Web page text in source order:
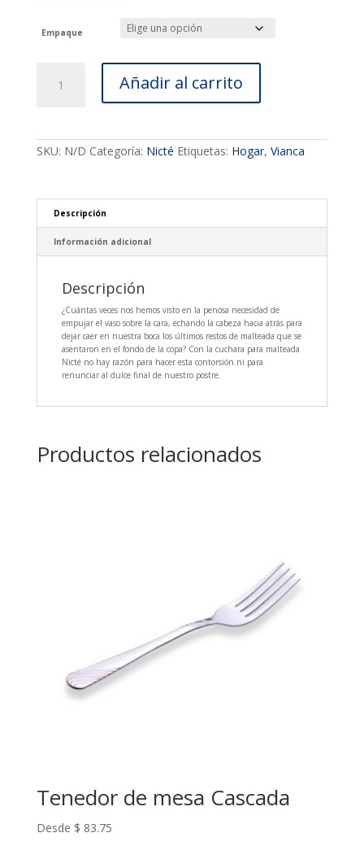
Empaque
malteada
Añadir al carrito
SKU: N/D Categoría: Nicté Etiquetas: Hogar, Vianca
Descripción
Información adicional
Descripción
¿Cuántas veces nos hemos visto en la penosa necesidad de
empujar el vaso sobre la cara, echando la cabeza hacia atrás para
dejar caer en nuestra boca los últimos restos de malteada que se
asentaron en el fondo de la copa? Con la cuchara para malteada
Nicté no hay razón para hacer esta contorsión ni para
renunciar al dulce final de nuestro postre.
Productos relacionados
Tenedor de mesa Cascada
Desde $ 83.75